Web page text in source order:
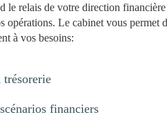
le relais de votre direction
opérations. Le cabinet vous permet
à vos besoins:
trésorerie
financiers